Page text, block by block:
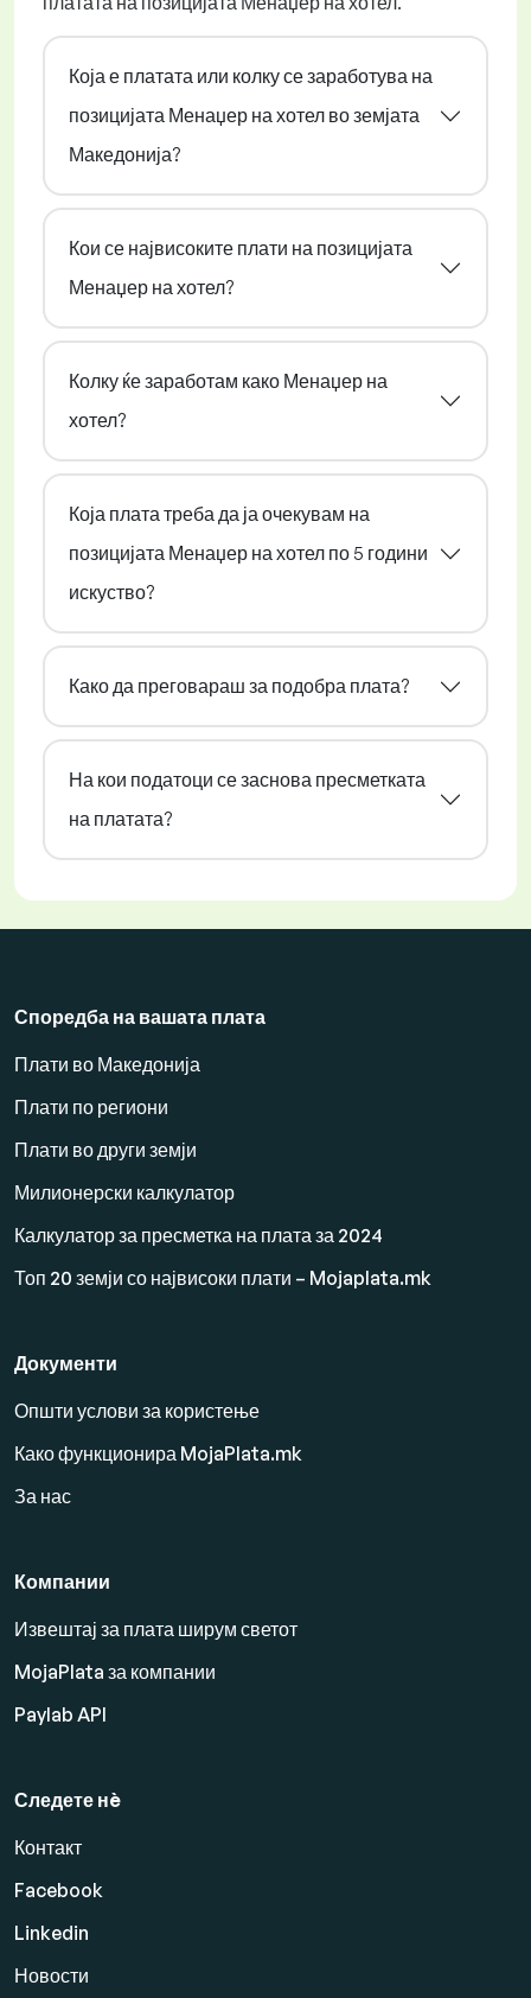
Која е платата или колку се заработува на
позицијата Менаџер на хотел во земјата
Македонија?
Кои се највисоките плати на позицијата
Менаџер на хотел?
Колку ќе заработам како Менаџер на
хотел?
Која плата треба да ја очекувам на
позицијата Менаџер на хотел по 5 години
искуство?
Како да преговараш за подобра плата?
На кои податоци се заснова пресметката
на платата?
Споредба на вашата плата
Плати во Македонија
Плати по региони
Плати во други земји
Милионерски калкулатор
Калкулатор за пресметка на плата за 2024
Топ 20 земји со највисоки плати – Mojaplata.mk
Документи
Општи услови за користење
Како функционира MojaPlata.mk
За нас
Компании
Извештај за плата ширум светот
MojaPlata за компании
Paylab API
Следете нè
Контакт
Facebook
Linkedin
Новости